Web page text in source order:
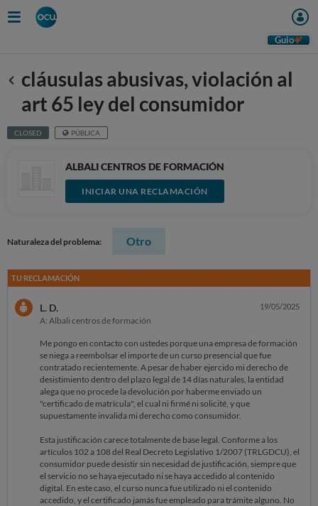
Guio
Anterior
cláusulas abusivas, violación al
art 65 ley del consumidor
CLOSED PÚBLICA
ALBALI CENTROS DE FORMACIÓN
INICIAR UNA RECLAMACIÓN
Naturaleza del problema: Otro
TU RECLAMACIÓN
L. D.
A: Albali centros de formación
19/05/2025
Me pongo en contacto con ustedes porque una empresa de formación
se niega a reembolsar el importe de un curso presencial que fue
contratado recientemente. A pesar de haber ejercido mi derecho de
desistimiento dentro del plazo legal de 14 días naturales, la entidad
alega que no procede la devolución por haberme enviado un
"certificado de matrícula", el cual ni firmé ni solicité, y que
supuestamente invalida mi derecho como consumidor.
Esta justificación carece totalmente de base legal. Conforme a los
artículos 102 a 108 del Real Decreto Legislativo 1/2007 (TRLGDCU), el
consumidor puede desistir sin necesidad de justificación, siempre que
el servicio no se haya ejecutado ni se haya accedido al contenido
digital. En este caso, el curso nunca fue utilizado ni el contenido
accedido, y el certificado jamás fue empleado para trámite alguno. No